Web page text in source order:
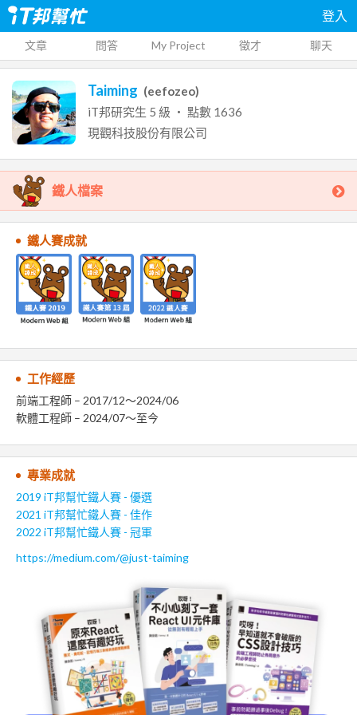
登入
文章 問答 My Project 徵才 聊天
Taiming (eefozeo)
iT邦研究生 5 級 ‧ 點數 1636
現觀科技股份有限公司
鐵人檔案
鐵人賽成就
工作經歷
前端工程師 – 2017/12～2024/06
軟體工程師 – 2024/07～至今
專業成就
2019 iT邦幫忙鐵人賽 - 優選
2021 iT邦幫忙鐵人賽 - 佳作
2022 iT邦幫忙鐵人賽 - 冠軍
https://medium.com/@just-taiming